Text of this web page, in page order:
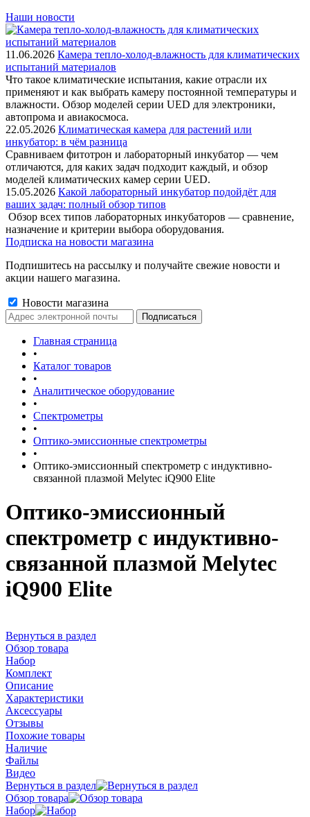
Наши новости
11.06.2026 Камера тепло-холод-влажность для климатических
испытаний материалов
Что такое климатические испытания, какие отрасли их
применяют и как выбрать камеру постоянной температуры и
влажности. Обзор моделей серии UED для электроники,
автопрома и авиакосмоса.
22.05.2026 Климатическая камера для растений или
инкубатор: в чём разница
Сравниваем фитотрон и лабораторный инкубатор — чем
отличаются, для каких задач подходит каждый, и обзор
моделей климатических камер серии UED.
15.05.2026 Какой лабораторный инкубатор подойдёт для
ваших задач: полный обзор типов
Обзор всех типов лабораторных инкубаторов — сравнение,
назначение и критерии выбора оборудования.
Подписка на новости магазина
Подпишитесь на рассылку и получайте свежие новости и
акции нашего магазина.
Новости магазина
Главная страница
•
Каталог товаров
•
Аналитическое оборудование
•
Спектрометры
•
Оптико-эмиссионные спектрометры
•
Оптико-эмиссионный спектрометр с индуктивно-
связанной плазмой Melytec iQ900 Elite
Оптико-эмиссионный
спектрометр с индуктивно-
связанной плазмой Melytec
iQ900 Elite
Вернуться в раздел
Обзор товара
Набор
Комплект
Описание
Характеристики
Аксессуары
Отзывы
Похожие товары
Наличие
Файлы
Видео
Вернуться в раздел
Обзор товара
Набор